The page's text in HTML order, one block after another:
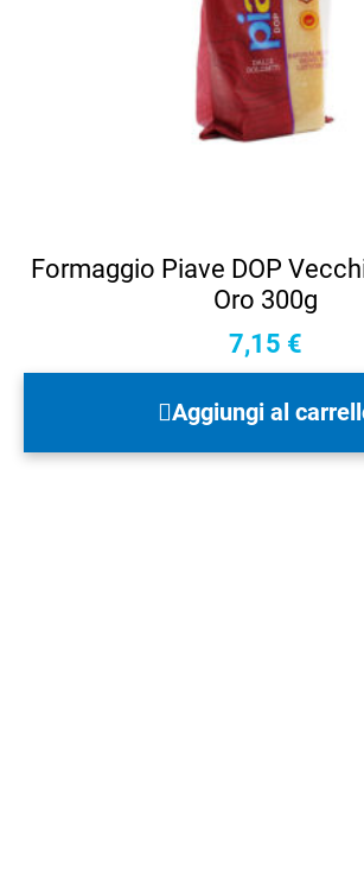
Formaggio Piave DOP
Oro 300g
7,15 €
Aggiungi al